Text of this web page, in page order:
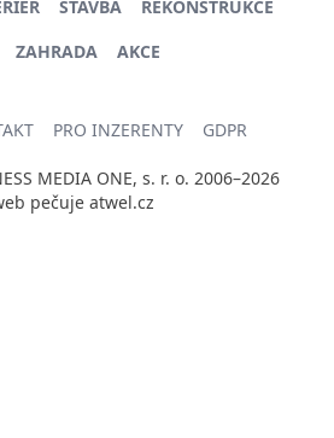
STAVBA
REKONSTRUKCE
ZAHRADA
AKCE
PRO INZERENTY GDPR
MEDIA ONE, s. r. o. 2006–2026